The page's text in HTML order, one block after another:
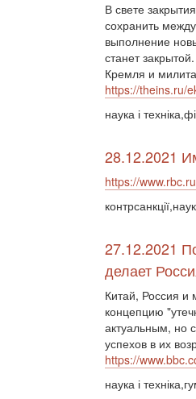
В свете
сохранить
выполнение
станет
Кремля и
https://theins.ru/
наука і
28.12.2021
https://
27.12.2021
делает
Китай, Россия и
концепцию
актуальным, но
успехов в их
https://
наука і